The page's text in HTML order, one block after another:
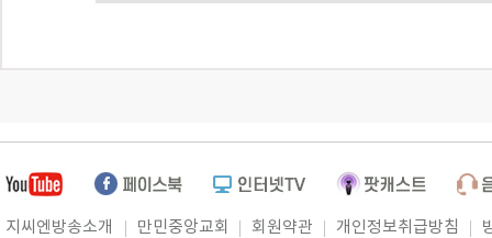
지씨엔방송소개 만민중앙교회 회원약관 개인정보취급방침